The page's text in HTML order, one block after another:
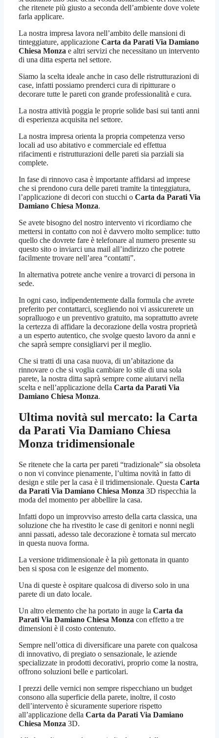
che ritenete più giusto a seconda dell’ambiente dove volete
farla applicare.
La nostra impresa lavora nell’ambito delle mansioni di
tinteggiature, applicazione Carta da Parati Via Damiano
Chiesa Monza e altri servizi che necessitano un intervento
di una ditta esperta nel settore.
Siamo la scelta ideale anche in caso delle ristrutturazioni di
case, infatti possiamo prenderci cura di ripitturare o
decorare tutte le pareti con grande professionalità e cura.
La nostra attività poggia le proprie solide basi sui tanti anni
di esperienza acquisita nel settore.
La nostra impresa orienta la propria competenza verso
locali ad uso abitativo e commerciale ed effettua
rifacimenti e ristrutturazioni delle pareti sia parziali sia
complete.
In fase di rinnovo casa è importante affidarsi ad imprese
che si prendono cura delle pareti tramite la tinteggiatura,
l’applicazione di decori con stucchi o Carta da Parati Via
Damiano Chiesa Monza.
Se avete bisogno del nostro intervento vi ricordiamo che
mettersi in contatto con noi è davvero molto semplice: tutto
quello che dovrete fare è telefonare al numero presente su
questo sito o inviarci una mail all’indirizzo che potrete
facilmente trovare nell’area “contatti”.
In alternativa potrete anche venire a trovarci di persona in
sede.
In ogni caso, indipendentemente dalla formula che avrete
preferito per contattarci, scegliendo noi vi assicurerete un
sopralluogo e un preventivo gratuito, ma soprattutto avrete
la certezza di affidare la decorazione della vostra proprietà
a un esperto autentico, che svolge questo lavoro da anni e
che saprà sempre consigliarvi per il meglio.
Che si tratti di una casa nuova, di un’abitazione da
rinnovare o che si voglia cambiare lo stile di una sola
parete, la nostra ditta saprà sempre come aiutarvi nella
scelta e nell’applicazione della Carta da Parati Via
Damiano Chiesa Monza.
Ultima novità sul mercato: la Carta
da Parati Via Damiano Chiesa
Monza tridimensionale
Se ritenete che la carta per pareti “tradizionale” sia obsoleta
o non vi convince pienamente, l’ultima novità in fatto di
design e stile per la casa è il tridimensionale. Questa Carta
da Parati Via Damiano Chiesa Monza 3D rispecchia la
moda del momento per abbellire la casa.
Infatti dopo un improvviso arresto della carta classica, una
soluzione che ha rivestito le case di genitori e nonni negli
anni passati, adesso tale decorazione è tornata sul mercato
in questa nuova forma.
La versione tridimensionale è la più gettonata in quanto
ben si sposa con le esigenze del momento.
Una di queste è ospitare qualcosa di diverso solo in una
parete di un dato locale.
Un altro elemento che ha portato in auge la Carta da
Parati Via Damiano Chiesa Monza con effetto a tre
dimensioni è il costo contenuto.
Sempre nell’ottica di diversificare una parete con qualcosa
di innovativo, di pregiato o sensazionale, le aziende
specializzate in prodotti decorativi, proprio come la nostra,
offrono soluzioni belle e particolari.
I prezzi delle vernici non sempre rispecchiano un budget
consono alla superficie della parete, inoltre, il costo
dell’intervento è sicuramente superiore rispetto
all’applicazione della Carta da Parati Via Damiano
Chiesa Monza 3D.